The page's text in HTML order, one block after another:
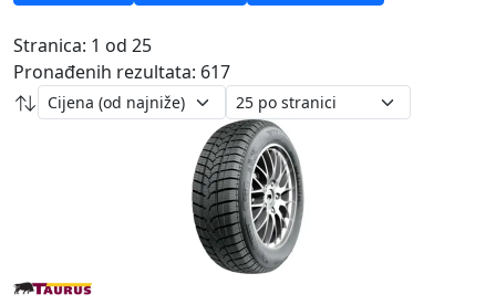
Stranica: 1 od 25
Pronađenih rezultata: 617